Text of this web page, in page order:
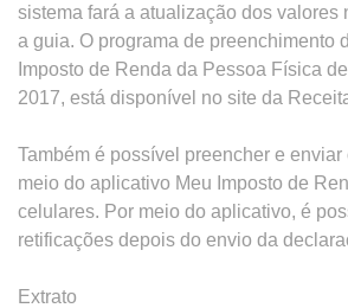
sistema fará a atualização dos valores
a guia. O programa de preenchimento
Imposto de Renda da Pessoa Física
2017, está disponível no site da
Também é possível preencher e
meio do aplicativo Meu Imposto de
celulares. Por meio do aplicativo, é
retificações depois do envio da
Extrato